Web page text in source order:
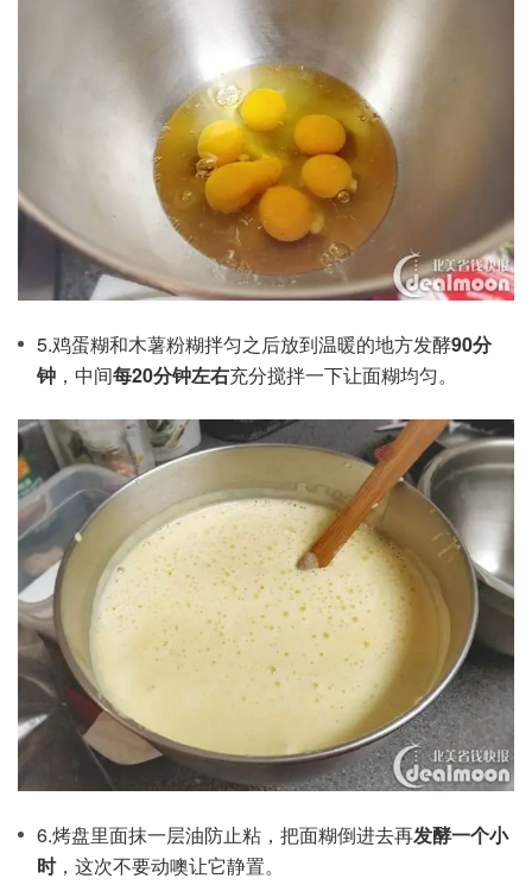
5.鸡蛋糊和木薯粉糊拌匀之后放到温暖的地方发酵90分
钟 ，中间每20分钟左右充分搅拌一下让面糊均匀。
6.烤盘里面抹一层油防止粘，把面糊倒进去再发酵一个小
时，这次不要动噢让它静置。